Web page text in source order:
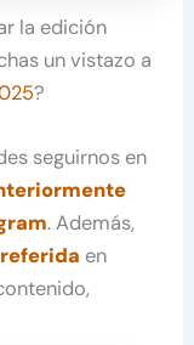
la edición
un vistazo a
?
seguirnos en
. Además,
en